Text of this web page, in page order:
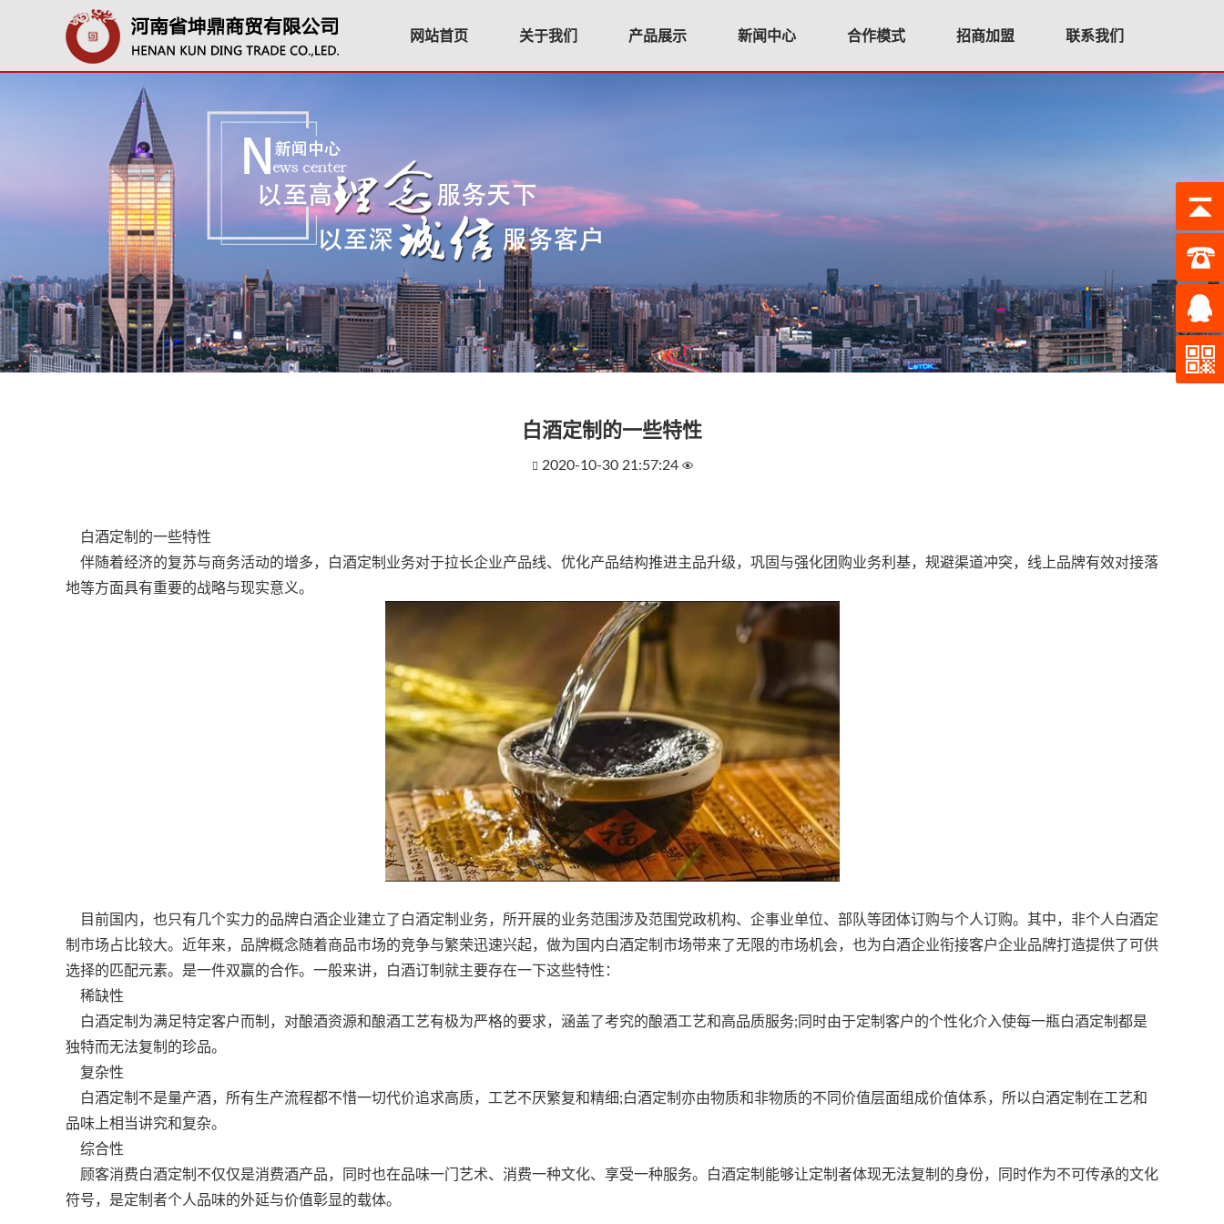
网站首页 关于我们 产品展示 新闻中心 合作模式 招商加盟 联系我们
白酒定制的一些特性
 2020-10-30 21:57:24 
白酒定制的一些特性
伴随着经济的复苏与商务活动的增多，白酒定制业务对于拉长企业产品线、优化产品结构推进主品升级，巩固与强化团购业务利基，规避渠道冲突，线上品牌有效对接落
地等方面具有重要的战略与现实意义。
目前国内，也只有几个实力的品牌白酒企业建立了白酒定制业务，所开展的业务范围涉及范围党政机构、企事业单位、部队等团体订购与个人订购。其中，非个人白酒定
制市场占比较大。近年来，品牌概念随着商品市场的竞争与繁荣迅速兴起，做为国内白酒定制市场带来了无限的市场机会，也为白酒企业衔接客户企业品牌打造提供了可供
选择的匹配元素。是一件双赢的合作。一般来讲，白酒订制就主要存在一下这些特性：
稀缺性
白酒定制为满足特定客户而制，对酿酒资源和酿酒工艺有极为严格的要求，涵盖了考究的酿酒工艺和高品质服务;同时由于定制客户的个性化介入使每一瓶白酒定制都是
独特而无法复制的珍品。
复杂性
白酒定制不是量产酒，所有生产流程都不惜一切代价追求高质，工艺不厌繁复和精细;白酒定制亦由物质和非物质的不同价值层面组成价值体系，所以白酒定制在工艺和
品味上相当讲究和复杂。
综合性
顾客消费白酒定制不仅仅是消费酒产品，同时也在品味一门艺术、消费一种文化、享受一种服务。白酒定制能够让定制者体现无法复制的身份，同时作为不可传承的文化
符号，是定制者个人品味的外延与价值彰显的载体。